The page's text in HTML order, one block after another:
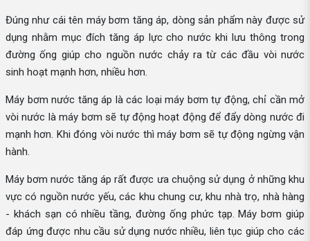
Đúng như cái tên máy bơm tăng áp, dòng sản phẩm này được sử
dụng nhằm mục đích tăng áp lực cho nước khi lưu thông trong
đường ống giúp cho nguồn nước chảy ra từ các đầu vòi nước
sinh hoạt mạnh hơn, nhiều hơn.
Máy bơm nước tăng áp là các loại máy bơm tự động, chỉ cần mở
vòi nước là máy bơm sẽ tự động hoạt động để đẩy dòng nước đi
mạnh hơn. Khi đóng vòi nước thì máy bơm sẽ tự động ngừng vận
hành.
Máy bơm nước tăng áp rất được ưa chuộng sử dụng ở những khu
vực có nguồn nước yếu, các khu chung cư, khu nhà trọ, nhà hàng
- khách sạn có nhiều tầng, đường ống phức tạp. Máy bơm giúp
đáp ứng được nhu cầu sử dụng nước nhiều, liên tục giúp cho các